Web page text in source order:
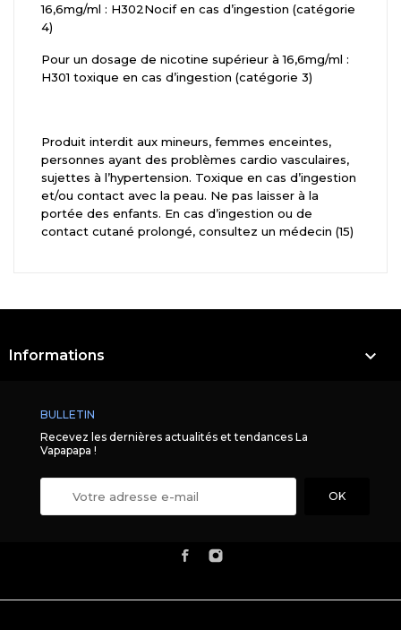
16,6mg/ml : H302Nocif en cas d’ingestion (catégorie
4)
Pour un dosage de nicotine supérieur à 16,6mg/ml :
H301 toxique en cas d’ingestion (catégorie 3)
Produit interdit aux mineurs, femmes enceintes,
personnes ayant des problèmes cardio vasculaires,
sujettes à l’hypertension. Toxique en cas d’ingestion
et/ou contact avec la peau. Ne pas laisser à la
portée des enfants. En cas d’ingestion ou de
contact cutané prolongé, consultez un médecin (15)
Informations 
BULLETIN
Recevez les dernières actualités et tendances La
Vapapapa !